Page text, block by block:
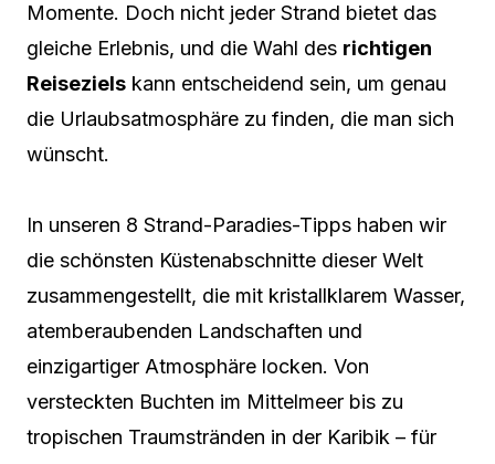
Momente. Doch nicht jeder Strand bietet das
gleiche Erlebnis, und die Wahl des richtigen
Reiseziels kann entscheidend sein, um genau
die Urlaubsatmosphäre zu finden, die man sich
wünscht.
In unseren 8 Strand-Paradies-Tipps haben wir
die schönsten Küstenabschnitte dieser Welt
zusammengestellt, die mit kristallklarem Wasser,
atemberaubenden Landschaften und
einzigartiger Atmosphäre locken. Von
versteckten Buchten im Mittelmeer bis zu
tropischen Traumstränden in der Karibik – für